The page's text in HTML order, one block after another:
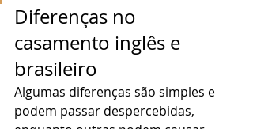
Diferenças no
casamento inglês e
brasileiro
Algumas diferenças são simples e
podem passar despercebidas,